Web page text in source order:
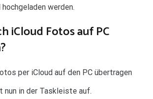
hochgeladen werden.
iCloud Fotos auf PC
per iCloud auf den PC übertragen
nun in der Taskleiste auf.